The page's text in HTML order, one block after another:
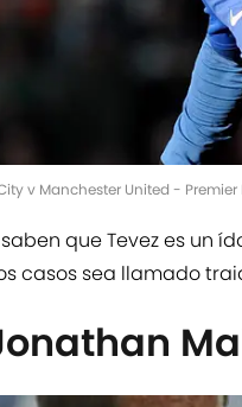
v Manchester United -
que Tevez es un
casos sea llamado